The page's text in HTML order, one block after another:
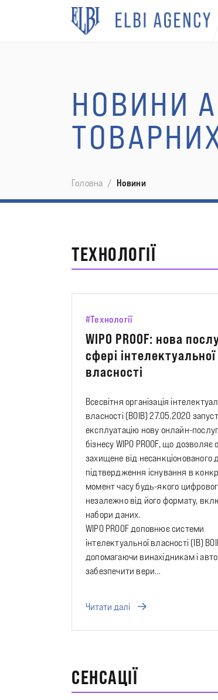
НОВИНИ
Головна Новини
ТЕХНОЛОГІЇ
#Технології
WIPO PROOF: нова
сфері інтелектуальної
власності
Всесвітня організація
власності (ВОІВ) 27.05.2020
експлуатацію нову онлайн-
бізнесу WIPO PROOF, що дозволяє
захищене від несанкціонованого
підтвердження існування в
момент часу будь-якого
незалежно від його формату,
набори даних.
WIPO PROOF доповнює системи
інтелектуальної власності (ІВ)
допомагаючи винахідникам і
забезпечити вери…
Читати далі
СЕНСАЦІЇ